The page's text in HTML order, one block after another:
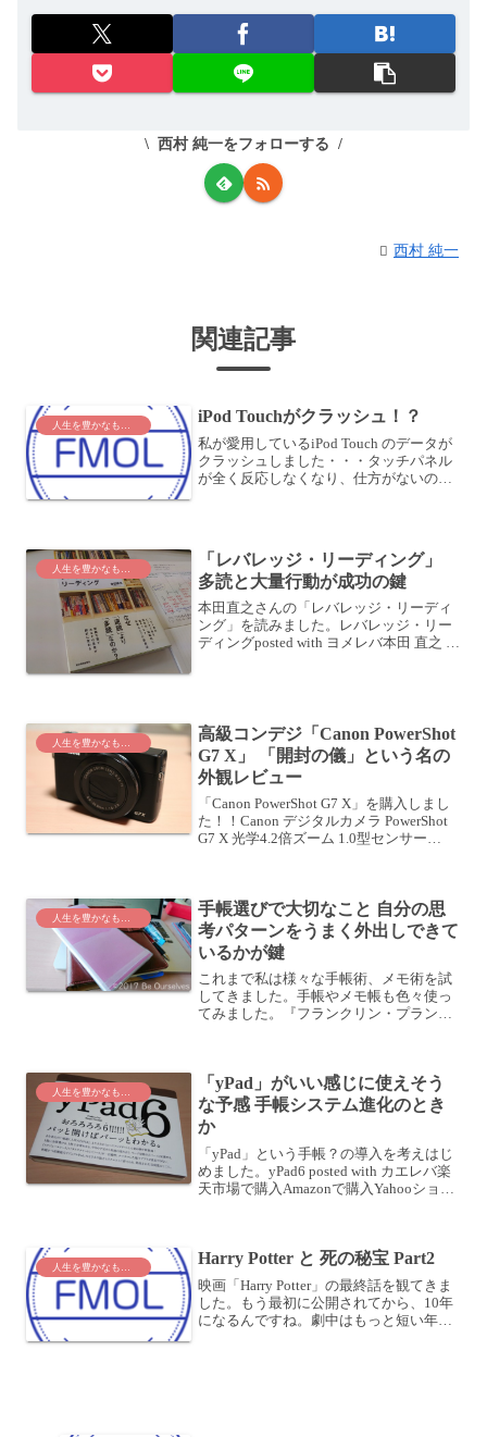
西村 純一をフォローする
西村 純一
関連記事
人生を豊かなものに iPod Touchがクラッシュ！？
私が愛用しているiPod Touch のデータが
クラッシュしました・・・タッチパネル
が全く反応しなくなり、仕方がないので
ログが出て...
「レバレッジ・リーディング」
多読と大量行動が成功の鍵
本田直之さんの「レバレッジ・リーディ
ング」を読みました。レバレッジ・リー
ディングposted with ヨメレバ本田 直之 東
高級コンデジ「Canon PowerShot
G7 X」 「開封の儀」という名の
外観レビュー
「Canon PowerShot G7 X」を購入しまし
た！！Canon デジタルカメラ PowerShot
G7 X 光学4.2倍ズーム 1.0型センサー
手帳選びで大切なこと 自分の思
考パターンをうまく外出しできて
いるかが鍵
これまで私は様々な手帳術、メモ術を試
してきました。手帳やメモ帳も色々使っ
てみました。『フランクリン・プランナ
レッドシー...
人生を豊かなものに
「yPad」がいい感じに使えそう
な予感 手帳システム進化のとき
か
「yPad」という手帳？の導入を考えはじ
めました。yPad6 posted with カエレバ楽
天市場で購入Amazonで購入Yahooショッ
人生を豊かなものに Harry Potter と 死の秘宝 Part2
映画「Harry Potter」の最終話を観てきま
した。もう最初に公開されてから、10年
になるんですね。劇中はもっと短い年月